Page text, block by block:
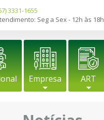
3331-1655
Seg a Sex - 12h às 18h
Empresa ART